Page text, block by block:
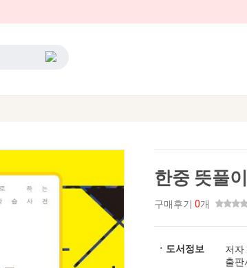
한중 뜻풀
구매후기 0개
ㆍ도서정보
저자
출판